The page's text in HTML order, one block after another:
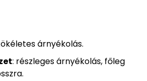
árnyékolás.
: részleges árnyékolás, főleg